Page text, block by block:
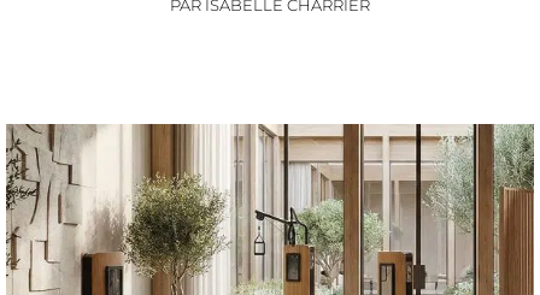
PAR ISABELLE CHARRIER